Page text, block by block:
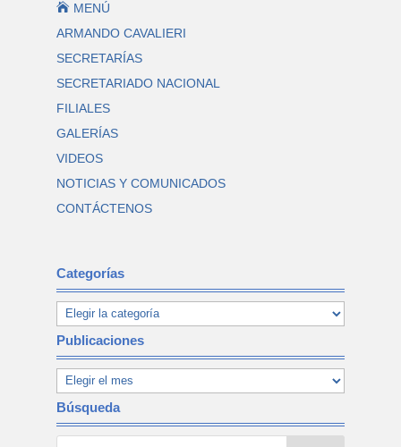
 MENÚ
ARMANDO CAVALIERI
SECRETARÍAS
SECRETARIADO NACIONAL
FILIALES
GALERÍAS
VIDEOS
NOTICIAS Y COMUNICADOS
CONTÁCTENOS
Categorías
Publicaciones
Búsqueda